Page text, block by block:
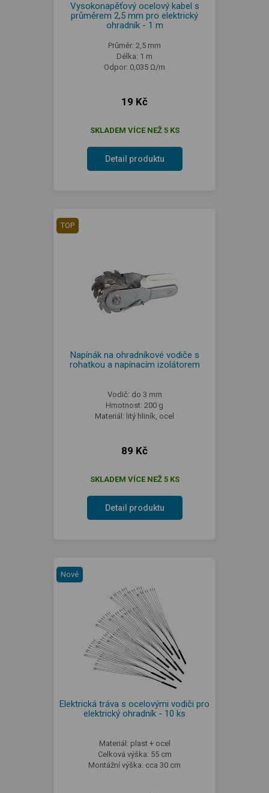
Vysokonapěťový ocelový kabel s
průměrem 2,5 mm pro elektrický
ohradník - 1 m
Průměr: 2,5 mm
Délka: 1 m
Odpor: 0,035 Ω/m
19 Kč
SKLADEM VÍCE NEŽ 5 KS
Detail produktu
TOP
Napínák na ohradníkové vodiče s
rohatkou a napínacím izolátorem
Vodič: do 3 mm
Hmotnost: 200 g
Materiál: litý hliník, ocel
89 Kč
SKLADEM VÍCE NEŽ 5 KS
Detail produktu
Nové
Elektrická tráva s ocelovými vodiči pro
elektrický ohradník - 10 ks
Materiál: plast + ocel
Celková výška: 55 cm
Montážní výška: cca 30 cm